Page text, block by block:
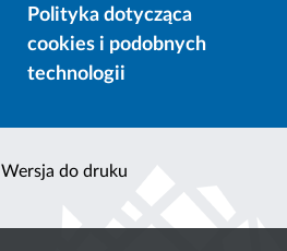
Polityka dotycząca
cookies i podobnych
technologii
Wersja do druku